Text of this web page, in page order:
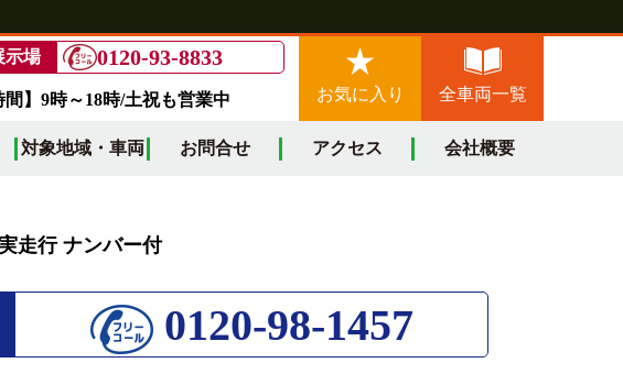
示場 0120-93-8833
間】9時～18時/土祝も営業中 お気に入り 全車両一覧
対象地域・車両 お問合せ アクセス 会社概要
走行 ナンバー付
0120-98-1457